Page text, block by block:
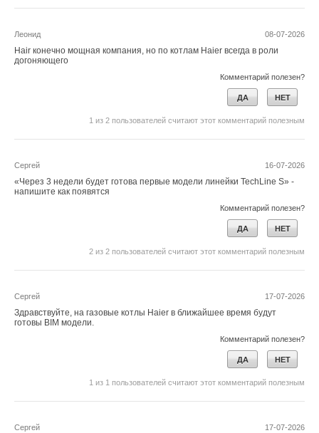
08-07-2026
Леонид
Hair конечно мощная компания, но по котлам Haier всегда в роли
догоняющего
Комментарий полезен?
ДА НЕТ
1 из 2 пользователей считают этот комментарий полезным
16-07-2026
Сергей
«Через 3 недели будет готова первые модели линейки TechLine S» -
напишите как появятся
Комментарий полезен?
ДА НЕТ
2 из 2 пользователей считают этот комментарий полезным
17-07-2026
Сергей
Здравствуйте, на газовые котлы Haier в ближайшее время будут
готовы BIM модели.
Комментарий полезен?
ДА НЕТ
1 из 1 пользователей считают этот комментарий полезным
17-07-2026
Сергей
В этой теме еще нет комментариев
Добавить комментарий
Текст комментария
атомной энергии.
ИСТОЧНИК:
Группа ПОЛИПЛАСТИК расширила линейку запорно-
→
Группа ПОЛИПЛАСТИК стала победителем конкурса
«Главное событие московской промышленности —
Группа ПОЛИПЛАСТИК представила цифровую модель
для управления коммунальной инфраструктурой
НОВОСТИ СОК 23 ДЕКАБРЯ 2025
заместит зарубежные аналоги
→
Группа ПОЛИПЛАСТИК открыла производство новых
НОВОСТИ СОК 2 СЕНТЯБРЯ 2025
→
Группа ПОЛИПЛАСТИК презентовала результаты
эксперимента по цифровой маркировке трубной
НОВОСТИ СОК 14 МАЯ 2025
НОВОСТИ СОК 10 ЯНВАРЯ 2025